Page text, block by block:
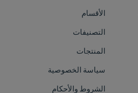
الأقسام
التصنيفات
المنتجات
سياسة الخصوصية
الشروط والأحكام